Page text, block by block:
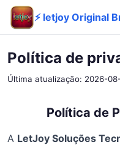
Política de
Última atualização: 2026-
Política de
A LetJoy Soluções